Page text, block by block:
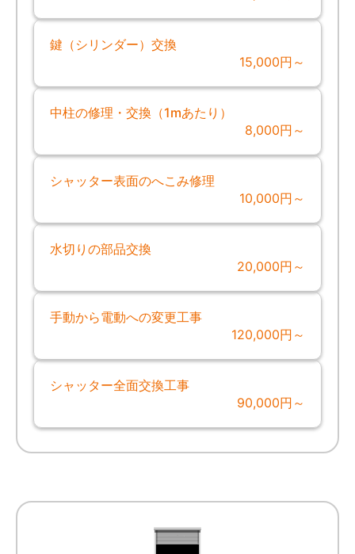
鍵（シリンダー）交換
15,000円～
中柱の修理・交換（1mあたり）
8,000円～
シャッター表面のへこみ修理
10,000円～
水切りの部品交換
20,000円～
手動から電動への変更工事
120,000円～
シャッター全面交換工事
90,000円～